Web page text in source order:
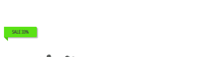
SALE 33%